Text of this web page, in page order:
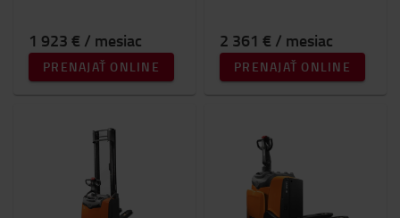
1 923 € / mesiac
PRENAJAŤ ONLINE
2 361 € / mesiac
PRENAJAŤ ONLINE